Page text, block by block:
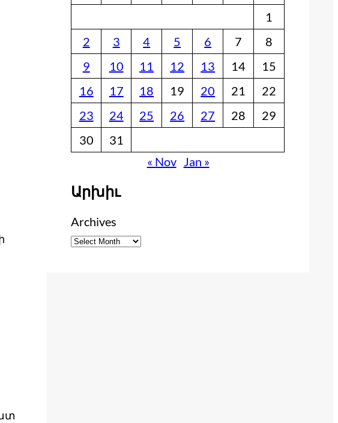
1
2
3 4 5 6 7
8
9
10 11 12 13 14
15
16
17 18 19 20 21
22
23
24 25 26 27 28
29
30
31
« Nov
Jan »
Արխիւ
Archives